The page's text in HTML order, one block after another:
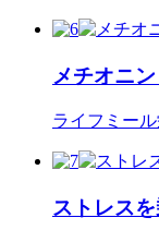
メチオニ
ライフミー
ストレス